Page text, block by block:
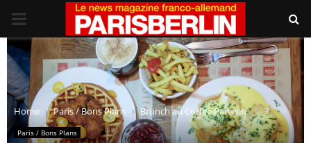
PRIMARY
MENU
Home Paris / Bons Plans Brunch au Coffee Parisien
Paris / Bons Plans